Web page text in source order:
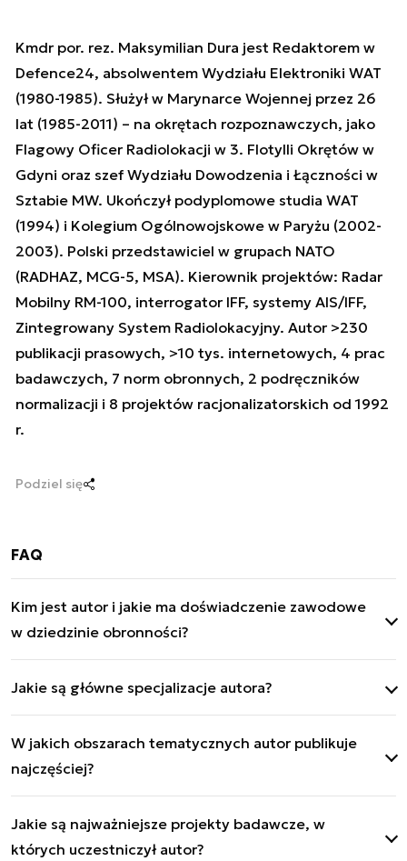
Kmdr por. rez. Maksymilian Dura jest Redaktorem w
Defence24, absolwentem Wydziału Elektroniki WAT
(1980-1985). Służył w Marynarce Wojennej przez 26
lat (1985-2011) – na okrętach rozpoznawczych, jako
Flagowy Oficer Radiolokacji w 3. Flotylli Okrętów w
Gdyni oraz szef Wydziału Dowodzenia i Łączności w
Sztabie MW. Ukończył podyplomowe studia WAT
(1994) i Kolegium Ogólnowojskowe w Paryżu (2002-
2003). Polski przedstawiciel w grupach NATO
(RADHAZ, MCG-5, MSA). Kierownik projektów: Radar
Mobilny RM-100, interrogator IFF, systemy AIS/IFF,
Zintegrowany System Radiolokacyjny. Autor >230
publikacji prasowych, >10 tys. internetowych, 4 prac
badawczych, 7 norm obronnych, 2 podręczników
normalizacji i 8 projektów racjonalizatorskich od 1992
r.
Podziel się
FAQ
Kim jest autor i jakie ma doświadczenie zawodowe
w dziedzinie obronności?
Marynarce Wojennej (1985-2011), w rolach od
oficera okrętowego po szefa wydziału w Sztabie
MW. Absolwent WAT; doświadczenie w NATO i
projektach radiolokacyjnych.
Jakie są główne specjalizacje autora?
radiolokacyjnych (IFF, AIS), dowodzeniu, łączności i
normalizacji obronnej.
W jakich obszarach tematycznych autor publikuje
najczęściej?
radiolokacyjnych, modernizacji MW, NATO i
bezpieczeństwie morskim.
Jakie są najważniejsze projekty badawcze, w
których uczestniczył autor?